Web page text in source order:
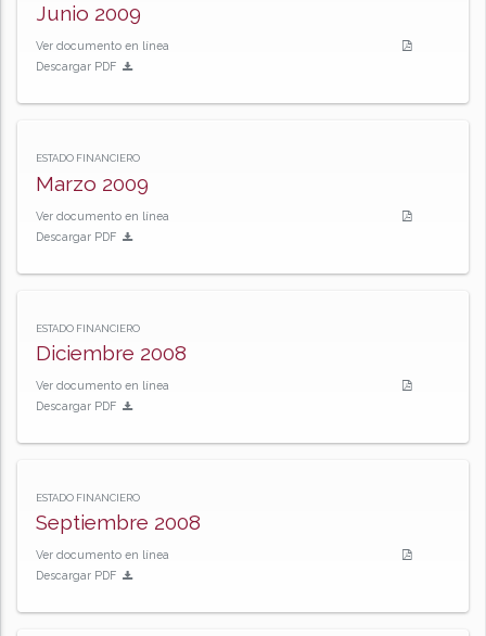
Junio 2009
Ver documento en línea
Descargar PDF
ESTADO FINANCIERO
Marzo 2009
Ver documento en línea
Descargar PDF
ESTADO FINANCIERO
Diciembre 2008
Ver documento en línea
Descargar PDF
ESTADO FINANCIERO
Septiembre 2008
Ver documento en línea
Descargar PDF